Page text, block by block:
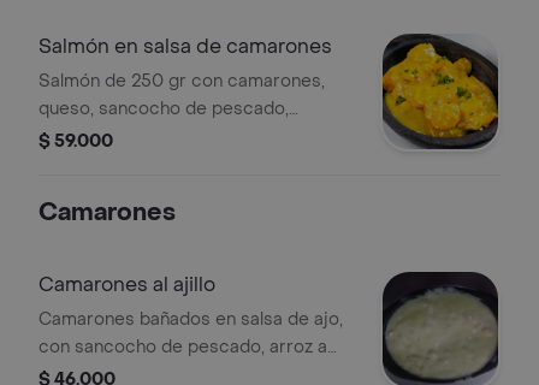
Salmón en salsa de camarones
Salmón de 250 gr con camarones,
queso, sancocho de pescado,
patacón, ensalada, arroz a elección.
$ 59.000
Camarones
Camarones al ajillo
Camarones bañados en salsa de ajo,
con sancocho de pescado, arroz a
elección, patacón y ensalada.
$ 46.000